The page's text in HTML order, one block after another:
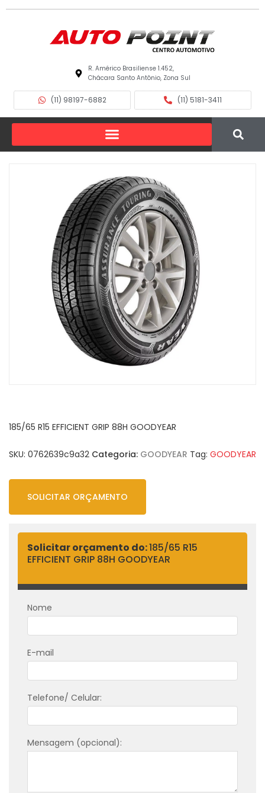
R. Américo Brasiliense 1.452,
Chácara Santo Antônio, Zona Sul
(11) 98197-6882 (11) 5181-3411
185/65 R15 EFFICIENT GRIP 88H GOODYEAR
SKU: 0762639c9a32 Categoria: GOODYEAR Tag: GOODYEAR
SOLICITAR ORÇAMENTO
Solicitar orçamento do:185/65 R15
EFFICIENT GRIP 88H GOODYEAR
Nome
E-mail
Telefone/ Celular:
Mensagem (opcional):